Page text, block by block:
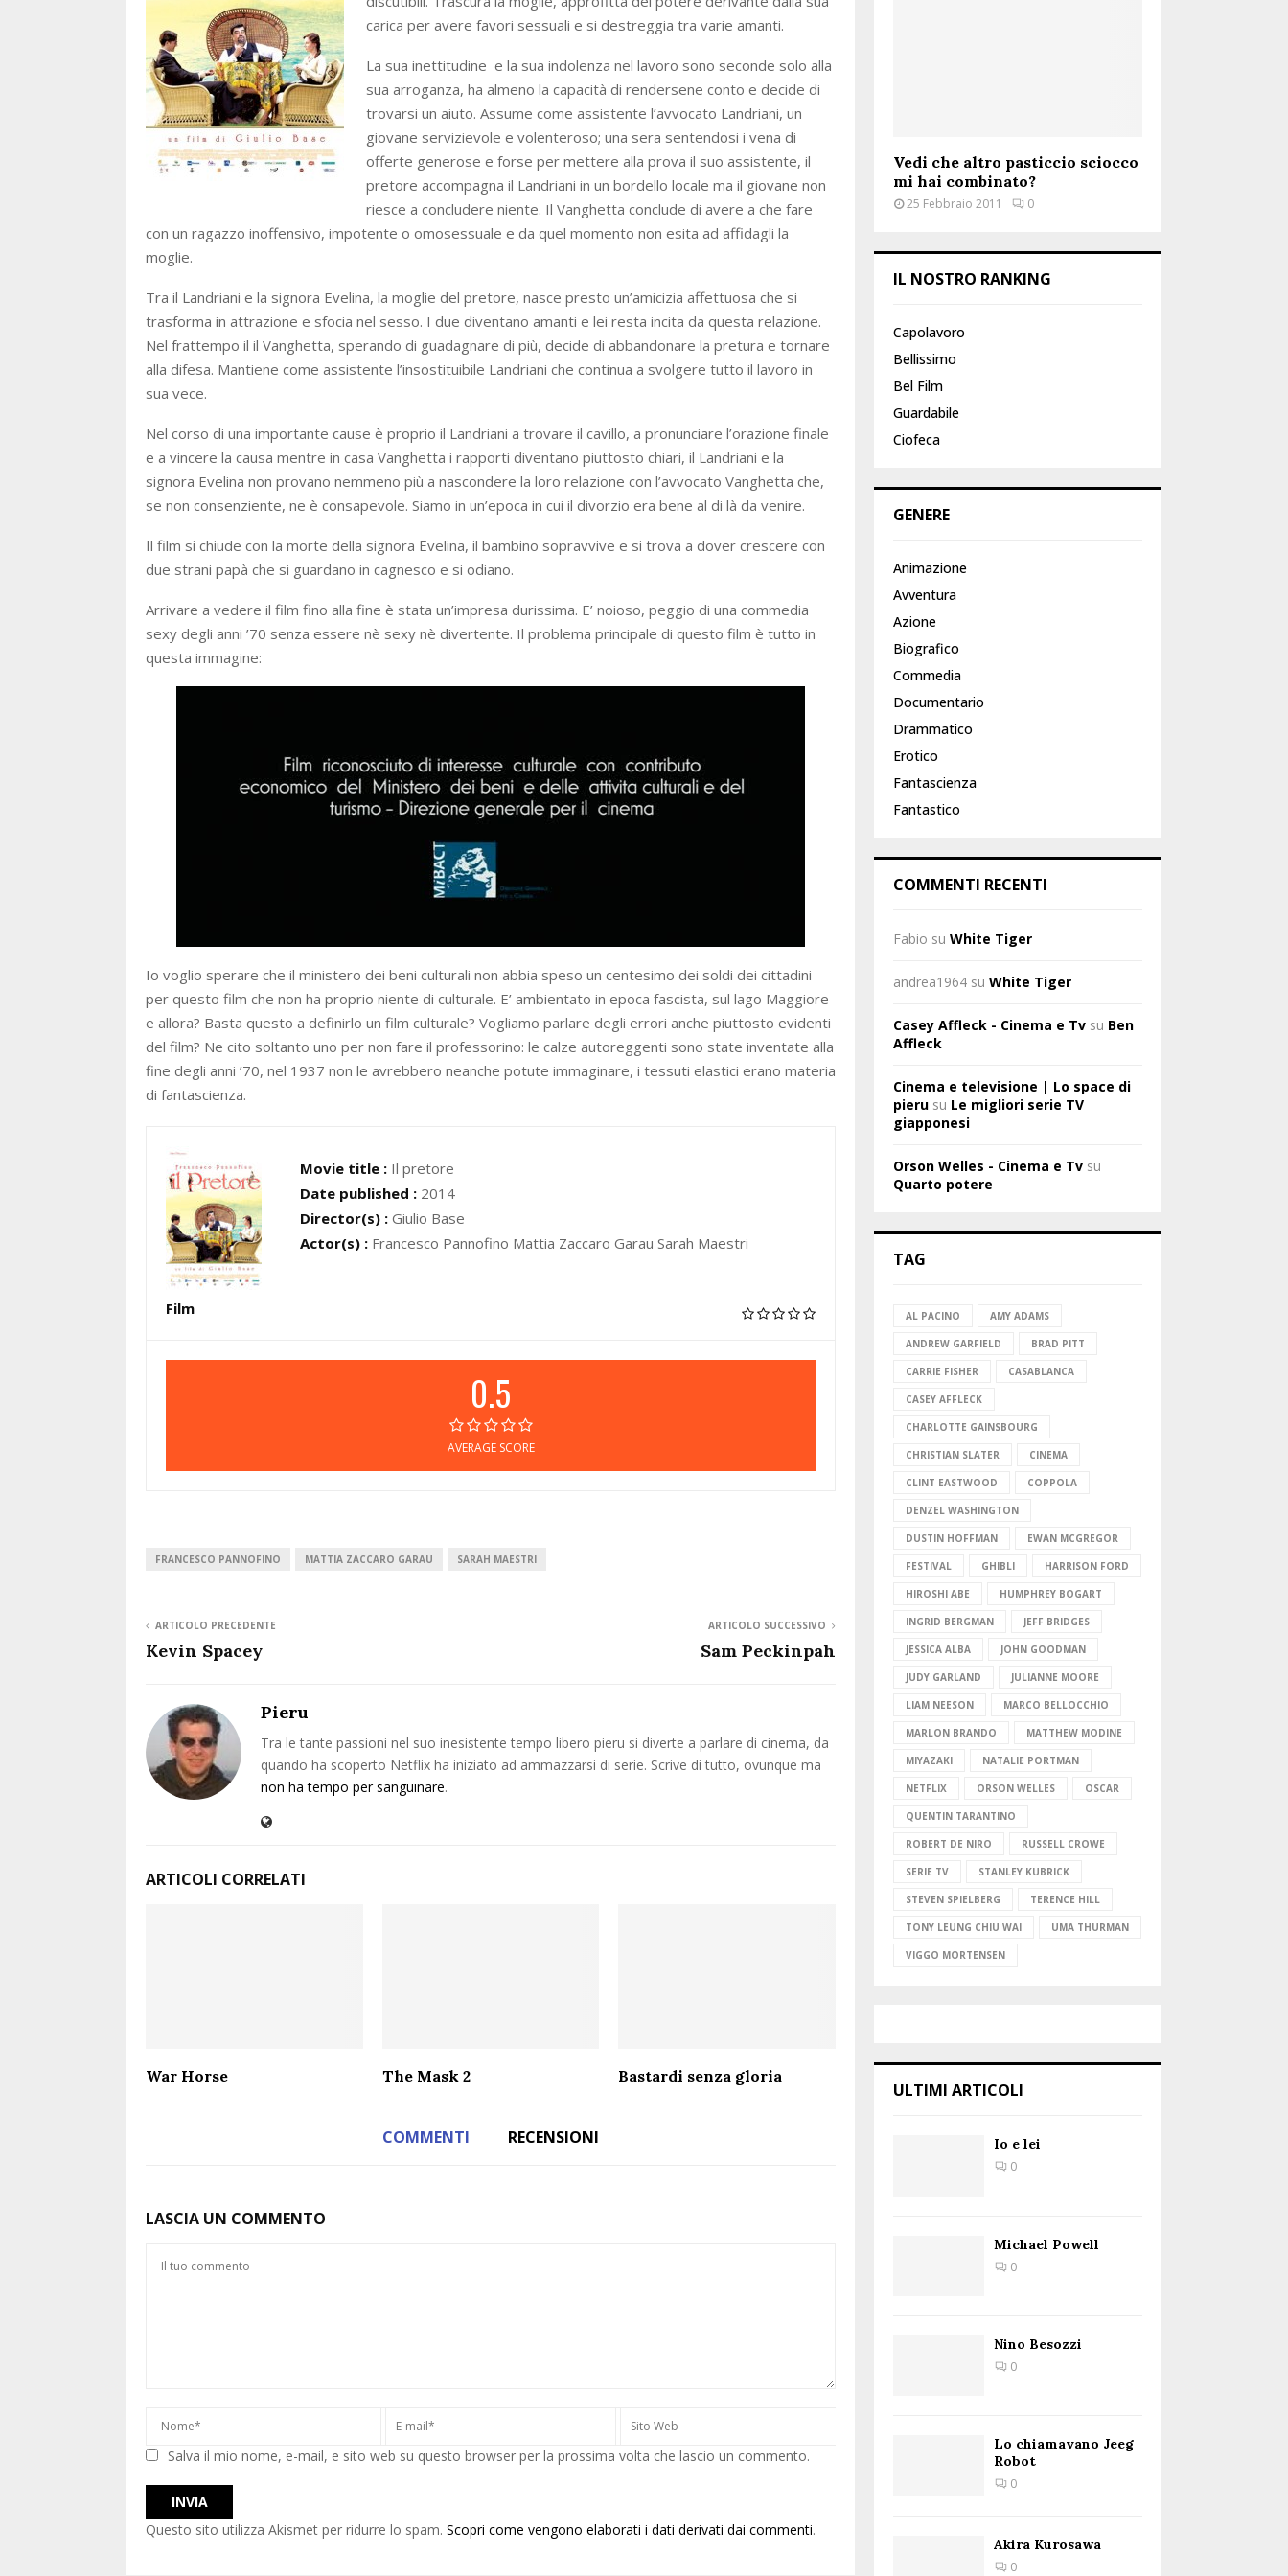
carica per avere favori sessuali e si destreggia tra varie amanti.
La sua inettitudine e la sua indolenza nel lavoro sono seconde solo alla
sua arroganza, ha almeno la capacità di rendersene conto e decide di
trovarsi un aiuto. Assume come assistente l’avvocato Landriani, un
giovane servizievole e volenteroso; una sera sentendosi i vena di
offerte generose e forse per mettere alla prova il suo assistente, il
pretore accompagna il Landriani in un bordello locale ma il giovane non
riesce a concludere niente. Il Vanghetta conclude di avere a che fare
con un ragazzo inoffensivo, impotente o omosessuale e da quel momento non esita ad affidagli la
moglie.
Tra il Landriani e la signora Evelina, la moglie del pretore, nasce presto un’amicizia affettuosa che si
trasforma in attrazione e sfocia nel sesso. I due diventano amanti e lei resta incita da questa relazione.
Nel frattempo il il Vanghetta, sperando di guadagnare di più, decide di abbandonare la pretura e tornare
alla difesa. Mantiene come assistente l’insostituibile Landriani che continua a svolgere tutto il lavoro in
sua vece.
Nel corso di una importante cause è proprio il Landriani a trovare il cavillo, a pronunciare l’orazione finale
e a vincere la causa mentre in casa Vanghetta i rapporti diventano piuttosto chiari, il Landriani e la
signora Evelina non provano nemmeno più a nascondere la loro relazione con l’avvocato Vanghetta che,
se non consenziente, ne è consapevole. Siamo in un’epoca in cui il divorzio era bene al di là da venire.
Il film si chiude con la morte della signora Evelina, il bambino sopravvive e si trova a dover crescere con
due strani papà che si guardano in cagnesco e si odiano.
Arrivare a vedere il film fino alla fine è stata un’impresa durissima. E’ noioso, peggio di una commedia
sexy degli anni ’70 senza essere nè sexy nè divertente. Il problema principale di questo film è tutto in
questa immagine:
Io voglio sperare che il ministero dei beni culturali non abbia speso un centesimo dei soldi dei cittadini
per questo film che non ha proprio niente di culturale. E’ ambientato in epoca fascista, sul lago Maggiore
e allora? Basta questo a definirlo un film culturale? Vogliamo parlare degli errori anche piuttosto evidenti
del film? Ne cito soltanto uno per non fare il professorino: le calze autoreggenti sono state inventate alla
fine degli anni ’70, nel 1937 non le avrebbero neanche potute immaginare, i tessuti elastici erano materia
di fantascienza.
Movie title : Il pretore
Date published : 2014
Director(s) : Giulio Base
Actor(s) : Francesco Pannofino Mattia Zaccaro Garau Sarah Maestri
Film
0.5
AVERAGE SCORE
FRANCESCO PANNOFINO MATTIA ZACCARO GARAU SARAH MAESTRI
ARTICOLO PRECEDENTE
Kevin Spacey
ARTICOLO SUCCESSIVO
Sam Peckinpah
Pieru
Tra le tante passioni nel suo inesistente tempo libero pieru si diverte a parlare di cinema, da
quando ha scoperto Netflix ha iniziato ad ammazzarsi di serie. Scrive di tutto, ovunque ma
non ha tempo per sanguinare.
ARTICOLI CORRELATI
War Horse The Mask 2 Bastardi senza gloria
COMMENTI RECENSIONI
LASCIA UN COMMENTO
Salva il mio nome, e-mail, e sito web su questo browser per la prossima volta che lascio un commento.
Questo sito utilizza Akismet per ridurre lo spam. Scopri come vengono elaborati i dati derivati dai commenti.
Vedi che altro pasticcio sciocco
mi hai combinato?
25 Febbraio 2011 0
IL NOSTRO RANKING
Capolavoro
Bellissimo
Bel Film
Guardabile
Ciofeca
GENERE
Animazione
Avventura
Azione
Biografico
Commedia
Documentario
Drammatico
Erotico
Fantascienza
Fantastico
COMMENTI RECENTI
Fabio su White Tiger
andrea1964 su White Tiger
Casey Affleck - Cinema e Tv su Ben
Affleck
Cinema e televisione | Lo space di
pieru su Le migliori serie TV
giapponesi
Orson Welles - Cinema e Tv su
Quarto potere
TAG
AL PACINO AMY ADAMS
ANDREW GARFIELD BRAD PITT
CARRIE FISHER CASABLANCA
CASEY AFFLECK
CHARLOTTE GAINSBOURG
CHRISTIAN SLATER CINEMA
CLINT EASTWOOD COPPOLA
DENZEL WASHINGTON
DUSTIN HOFFMAN EWAN MCGREGOR
FESTIVAL GHIBLI HARRISON FORD
HIROSHI ABE HUMPHREY BOGART
INGRID BERGMAN JEFF BRIDGES
JESSICA ALBA JOHN GOODMAN
JUDY GARLAND JULIANNE MOORE
LIAM NEESON MARCO BELLOCCHIO
MARLON BRANDO MATTHEW MODINE
MIYAZAKI NATALIE PORTMAN
NETFLIX ORSON WELLES OSCAR
QUENTIN TARANTINO
ROBERT DE NIRO RUSSELL CROWE
SERIE TV STANLEY KUBRICK
STEVEN SPIELBERG TERENCE HILL
TONY LEUNG CHIU WAI UMA THURMAN
VIGGO MORTENSEN
ULTIMI ARTICOLI
Io e lei
0
Michael Powell
0
Nino Besozzi
0
Lo chiamavano Jeeg
Robot
0
Akira Kurosawa
0